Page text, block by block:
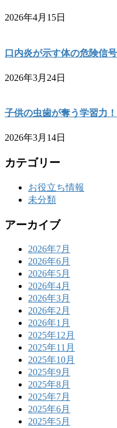
2026年4月15日
口内炎が示す体の危険信号
2026年3月24日
子供の虫歯が奪う学習力
2026年3月14日
カテゴリー
お役立ち情報
未分類
アーカイブ
2026年7月
2026年6月
2026年5月
2026年4月
2026年3月
2026年2月
2026年1月
2025年12月
2025年11月
2025年10月
2025年9月
2025年8月
2025年7月
2025年6月
2025年5月